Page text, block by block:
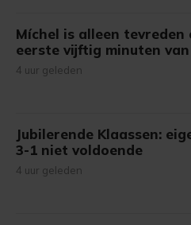
Míchel is alleen tevreden
eerste vijftig minuten
4 uur geleden
Jubilerende Klaassen:
3-1 niet voldoende
4 uur geleden